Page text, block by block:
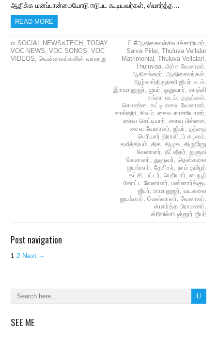
ஆதிக்க மனப்பான்மையோடு ஈடுபட கூடியவர்கள், ஸ்மார்த்த…
READ MORE
SOCIAL NEWS&TECH ,TODAY
VOC NEWS,VOC SONGS,VOC
VIDEOS,வெள்ளாளர்களின் வரலாறு
#ஆதிசைவச்சிவாச்சாரியார்,
Saiva Pillai, Thuluva Vellalar
Matrimonial , Thuluva Vellalar!,
Thuluvaa, அச்சு வேளாளர்,
ஆதிசங்கரர், ஆதிசைவர்கள்,
ஆழ்வார்திருநகரி ஜீயர் மடம்,
இராமானுஜர், ஐயர், ஓதுவார், காஞ்சி
சங்கர மடம், குருக்கள்,
கொண்டைகட்டி சைவ வேளாளர்,
சாஸ்திரி, சிவம், சைவ காணியாளர்,
சைவ செட்டியார், சைவ பிள்ளை,
சைவ வேளாளர், ஜீயர், தந்தை
பெரியார் திராவிடர் கழகம்,
தலீத்தியம், திக, திமுக, திருநீற்று
வேளாளர், தீட்ஷீதர், துளுவ
வேளாளர், துளுவர், தென்கலை
ஐயங்கார், தேசிகர், நாம் தமிழர்
கட்சி, பட்டர், பெரியார், பையூர்
கோட்ட வேளாளர், மன்னார்க்குடி
ஜீயர், ராமானுஜர், வடகலை
ஐயங்கார், வெள்ளாளர், வேளாளர்,
ஸ்மார்த்த பிராமணர்,
ஸ்ரீவில்லிபுத்தூர் ஜீயர்
Post navigation
1 2 Next →
SEE ME